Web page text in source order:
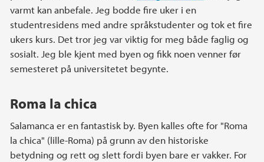
varmt kan anbefale. Jeg bodde fire uker i en
studentresidens med andre språkstudenter og tok et fire
ukers kurs. Det tror jeg var viktig for meg både faglig og
sosialt. Jeg ble kjent med byen og fikk noen venner før
semesteret på universitetet begynte.
Roma la chica
Salamanca er en fantastisk by. Byen kalles ofte for "Roma
la chica" (lille-Roma) på grunn av den historiske
betydning og rett og slett fordi byen bare er vakker. For